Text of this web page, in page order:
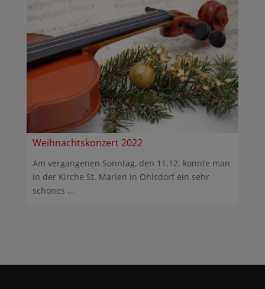
Weihnachtskonzert 2022
Am vergangenen Sonntag, den 11.12. konnte man
in der Kirche St. Marien in Ohlsdorf ein sehr
schönes ...